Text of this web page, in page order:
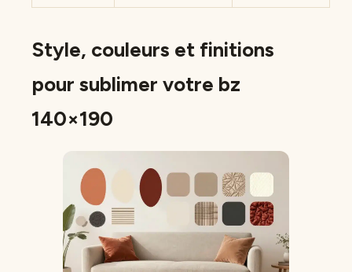
Style, couleurs et finitions
pour sublimer votre bz
140×190